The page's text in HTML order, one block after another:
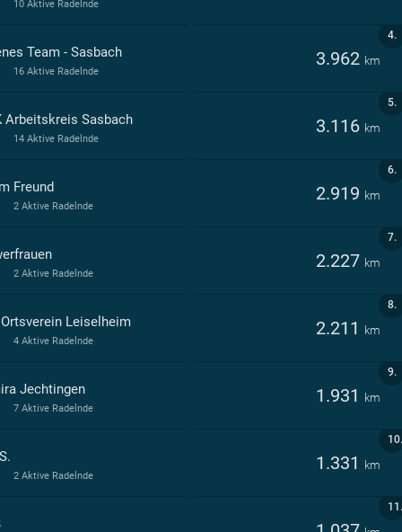
10 Aktive Radelnde
4.
Team - Sasbach 3.962 km
16 Aktive Radelnde
5.
Arbeitskreis Sasbach 3.116 km
14 Aktive Radelnde
6.
Freund 2.919 km
2 Aktive Radelnde
7.
2.227 km
2 Aktive Radelnde
8.
Leiselheim 2.211 km
4 Aktive Radelnde
9.
Jechtingen 1.931 km
7 Aktive Radelnde
10.
1.331 km
2 Aktive Radelnde
11.